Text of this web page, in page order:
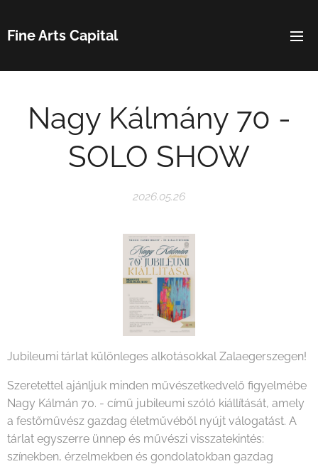
Fine Arts Capital
Nagy Kálmány 70 -
SOLO SHOW
2026.05.26
Jubileumi tárlat különleges alkotásokkal Zalaegerszegen!
Szeretettel ajánljuk minden művészetkedvelő figyelmébe
Nagy Kálmán 70. - című jubileumi szóló kiállítását, amely
a festőművész gazdag életművéből nyújt válogatást. A
tárlat egyszerre ünnep és művészi visszatekintés:
színekben, érzelmekben és gondolatokban gazdag